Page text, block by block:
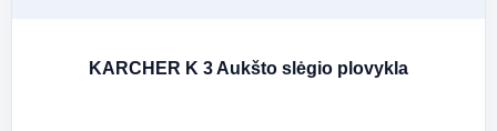
KARCHER K 3 Aukšto slėgio plovykla